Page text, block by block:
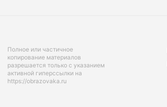
Полное или частичное
копирование материалов
разрешается только с указанием
активной гиперссылки на
https://obrazovaka.ru